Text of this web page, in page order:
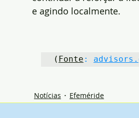
e agindo localmente.
( Fonte :
Notícias Efeméride